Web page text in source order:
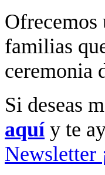
Ofrecemos
familias
ceremonia
Si deseas
aquí y te
Newsletter